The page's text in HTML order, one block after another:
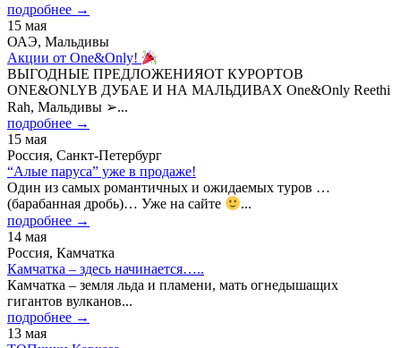
подробнее →
15 мая
ОАЭ, Мальдивы
Акции от One&Only!
ВЫГОДНЫЕ ПРЕДЛОЖЕНИЯОТ КУРОРТОВ
ONE&ONLYВ ДУБАЕ И НА МАЛЬДИВАХ One&Only Reethi
Rah, Мальдивы ➢...
подробнее →
15 мая
Россия, Санкт-Петербург
“Алые паруса” уже в продаже!
Один из самых романтичных и ожидаемых туров …
(барабанная дробь)… Уже на сайте
...
подробнее →
14 мая
Россия, Камчатка
Камчатка – здесь начинается…..
Камчатка – земля льда и пламени, мать огнедышащих
гигантов вулканов...
подробнее →
13 мая